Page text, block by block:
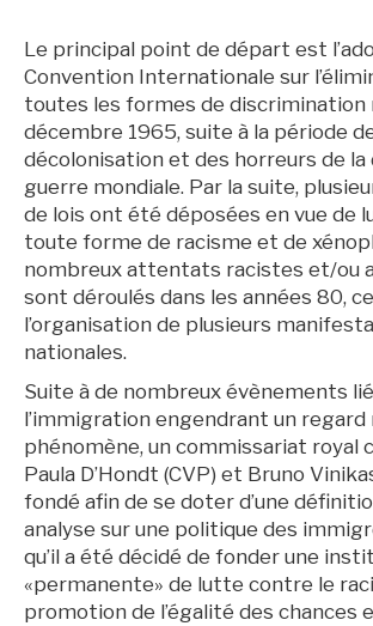
Le principal point de départ est
Convention Internationale sur
toutes les formes de discrimination
décembre 1965, suite à la période
décolonisation et des horreurs de la
guerre mondiale. Par la suite,
de lois ont été déposées en vue de
toute forme de racisme et de
nombreux attentats racistes et/ou
sont déroulés dans les années 80,
l’organisation de plusieurs
nationales.
Suite à de nombreux évènements
l’immigration engendrant un
phénomène, un commissariat royal
Paula D’Hondt (CVP) et Bruno
fondé afin de se doter d’une
analyse sur une politique des
qu’il a été décidé de fonder une
«permanente» de lutte contre le
promotion de l’égalité des chances